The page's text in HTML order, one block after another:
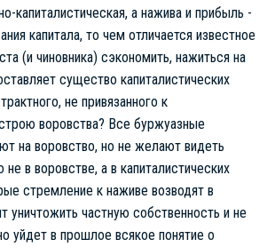
капиталистическая, а нажива и прибыль -
капитала, то чем отличается известное
(и чиновника) сэкономить, нажиться на
существо капиталистических
не привязанного к
воровства? Все буржуазные
на воровство, но не желают видеть
не в воровстве, а в капиталистических
стремление к наживе возводят в
уничтожить частную собственность и не
уйдет в прошлое всякое понятие о